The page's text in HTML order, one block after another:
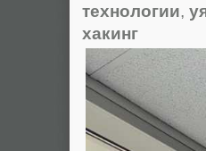
технологии,
хакинг